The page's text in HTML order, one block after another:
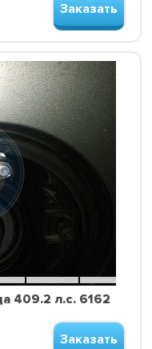
Заказать
409.2 л.с. 6162
Заказать